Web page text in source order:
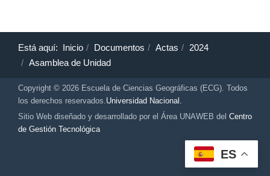
ES
Está aquí: Inicio Documentos Actas
2024
Asamblea de Unidad
Copyright © 2026 Escuela de Ciencias Geográficas (ECG). Todos
los derechos reservados.Universidad Nacional.
Sitio Web diseñado y desarrollado por el Área UNAWEB del Centro
de Gestión Tecnológica